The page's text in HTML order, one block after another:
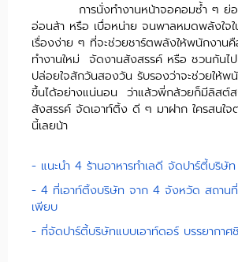
การนั่งทำงานหน้าจอคอมซ้ำ ๆ ย่
อ่อนล้า หรือ เบื่อหน่าย จนพาลหมดพลังใจใ
เรื่องง่าย ๆ ที่จะช่วยชาร์ตพลังให้พนักงานคื
ทำงานใหม่ จัดงานสังสรรค์ หรือ ชวนกันไ
ปล่อยใจสักวันสองวัน รับรองว่าจะช่วยให้พ
ขึ้นได้อย่างแน่นอน ว่าแล้วพี่กล้วยก็มีลิสต์
สังสรรค์ จัดเอาท์ติ้ง ดี ๆ มาฝาก ใครสนใจ
นี้เลยน้า
- แนะนำ 4 ร้านอาหารทำเลดี จัดปาร์ตี้บริษัท
- 4 ที่เอาท์ติ้งบริษัท จาก 4 จังหวัด สถาน
เพียบ
- ที่จัดปาร์ตี้บริษัทแบบเอาท์ดอร์ บรรยากาศ